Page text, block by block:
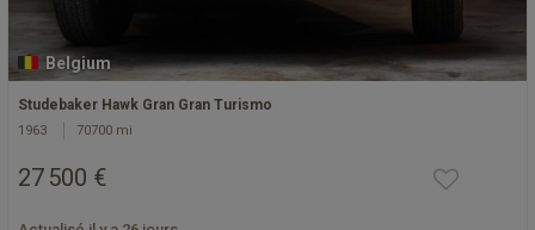
Belgium
Studebaker Hawk Gran Gran Turismo
1963 70700 mi
27 500 €